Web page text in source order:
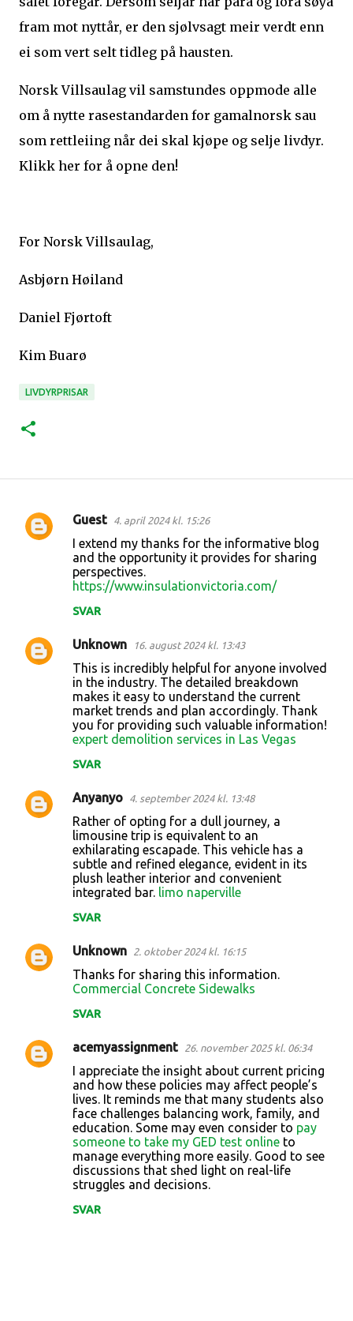
fram mot nyttår, er den sjølvsagt meir verdt enn
ei som vert selt tidleg på hausten.
Norsk Villsaulag vil samstundes oppmode alle
om å nytte rasestandarden for gamalnorsk sau
som rettleiing når dei skal kjøpe og selje livdyr.
Klikk her for å opne den!
For Norsk Villsaulag,
Asbjørn Høiland
Daniel Fjørtoft
Kim Buarø
LIVDYRPRISAR
K
n
t
Guest 4. april 2024 kl. 15:26
I extend my thanks for the informative blog
and the opportunity it provides for sharing
perspectives.
https://www.insulationvictoria.com/
SVAR
Unknown 16. august 2024 kl. 13:43
This is incredibly helpful for anyone involved
in the industry. The detailed breakdown
makes it easy to understand the current
market trends and plan accordingly. Thank
you for providing such valuable information!
expert demolition services in Las Vegas
SVAR
Anyanyo 4. september 2024 kl. 13:48
Rather of opting for a dull journey, a
limousine trip is equivalent to an
exhilarating escapade. This vehicle has a
subtle and refined elegance, evident in its
plush leather interior and convenient
integrated bar. limo naperville
SVAR
Unknown 2. oktober 2024 kl. 16:15
Thanks for sharing this information.
Commercial Concrete Sidewalks
SVAR
acemyassignment 26. november 2025 kl. 06:34
I appreciate the insight about current pricing
and how these policies may affect people’s
lives. It reminds me that many students also
face challenges balancing work, family, and
education. Some may even consider to pay
someone to take my GED test online to
manage everything more easily. Good to see
discussions that shed light on real-life
struggles and decisions.
SVAR